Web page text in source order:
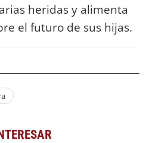
heridas y alimenta
el futuro de sus hijas.